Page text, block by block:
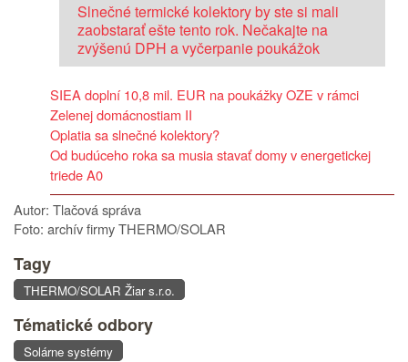
Slnečné termické kolektory by ste si mali
zaobstarať ešte tento rok. Nečakajte na
zvýšenú DPH a vyčerpanie poukážok
SIEA doplní 10,8 mil. EUR na poukážky OZE v rámci
Zelenej domácnostiam II
Oplatia sa slnečné kolektory?
Od budúceho roka sa musia stavať domy v energetickej
triede A0
Autor: Tlačová správa
Foto: archív firmy THERMO/SOLAR
Tagy
THERMO/SOLAR Žiar s.r.o.
Tématické odbory
Solárne systémy